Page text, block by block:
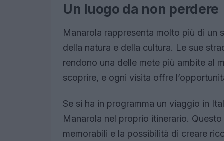
Un luogo da non perdere
Manarola rappresenta molto più di un
della natura e della cultura. Le sue
rendono una delle mete più ambite al
scoprire, e ogni visita offre
Se si ha in programma un viaggio in
Manarola nel proprio itinerario.
memorabili e la possibilità di creare